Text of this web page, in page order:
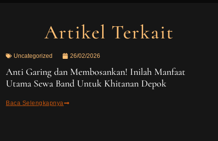
Artikel Terkait
Uncategorized 26/02/2026
Anti Garing dan Membosankan! Inilah Manfaat
Utama Sewa Band Untuk Khitanan Depok
Baca Selengkapnya